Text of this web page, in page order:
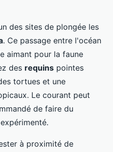
des sites de plongée les
. Ce passage entre l'océan
aimant pour la faune
des requins pointes
tortues et une
Le courant peut
de faire du
à proximité de